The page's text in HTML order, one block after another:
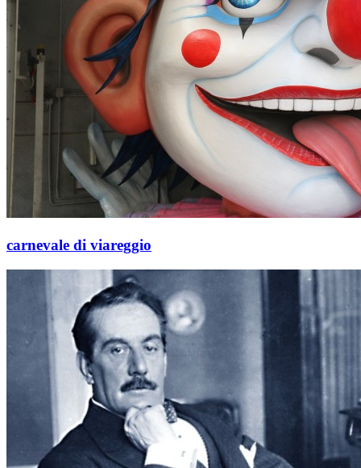
carnevale di viareggio